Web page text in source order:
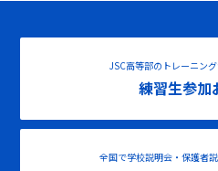
JSC高等部のトレーニン
練習生参加
全国で学校説明会・保護者